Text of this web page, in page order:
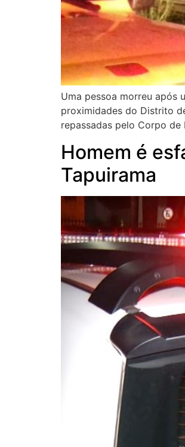
Uma pessoa morreu após
proximidades do Distrito
repassadas pelo Corpo
Homem é
Tapuirama